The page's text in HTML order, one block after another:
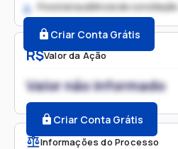
R$Valor da Ação
Valor não informado
Criar Conta Grátis
Informações do Processo
2. Possível audiência de conciliação
Criar Conta Grátis